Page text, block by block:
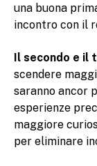
una buona
incontro con il
Il secondo e il
scendere
saranno ancor
esperienze
maggiore
per eliminare